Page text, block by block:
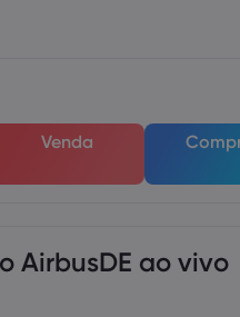
Venda
AirbusDE ao vivo